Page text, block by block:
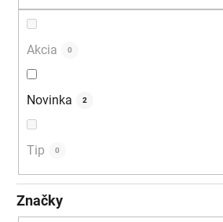
Akcia 0
Novinka 2
Tip 0
Značky